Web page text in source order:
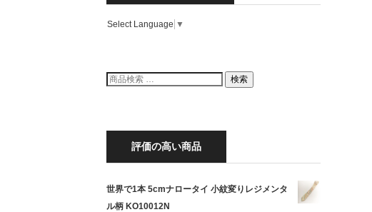
Select Language ▼
検
索
検索
評価の高い商品
世界で1本 5cmナロータイ 小紋変りレジメンタ
ル柄 KO10012N